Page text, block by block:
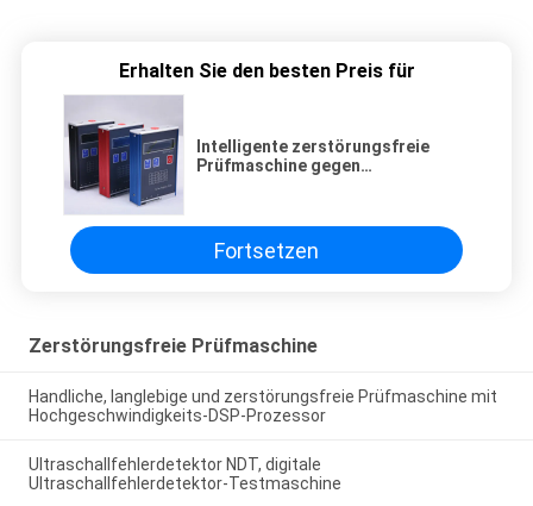
Erhalten Sie den besten Preis für
Intelligente zerstörungsfreie
Prüfmaschine gegen
Fortsetzen
Zerstörungsfreie Prüfmaschine
Handliche, langlebige und zerstörungsfreie Prüfmaschine mit
Hochgeschwindigkeits-DSP-Prozessor
Ultraschallfehlerdetektor NDT, digitale
Ultraschallfehlerdetektor-Testmaschine